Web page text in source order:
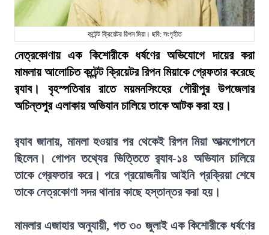
কন্টেন্ট ক্রিয়েটর রিপন মিয়া। ছবি: সংগৃহীত
নেত্রকোণায় এক কিশোরীকে ধর্ষণের অভিযোগে দায়ের করা
মামলায় আলোচিত কন্টেন্ট ক্রিয়েটর রিপন মিয়াকে গ্রেফতার করেছে
র‍্যাব। বৃহস্পতিবার রাতে ময়মনসিংহের গৌরীপুর উপজেলার
অচিন্তপুর এলাকায় অভিযান চালিয়ে তাকে আটক করা হয়।
র‍্যাব জানায়, মামলা হওয়ার পর থেকেই রিপন মিয়া আত্মগোপনে
ছিলেন। গোপন তথ্যের ভিত্তিতে র‍্যাব-১৪ অভিযান চালিয়ে
তাকে গ্রেফতার করে। পরে প্রয়োজনীয় আইনি প্রক্রিয়া শেষে
তাকে নেত্রকোণা সদর থানার কাছে হস্তান্তর করা হয়।
মামলার এজাহার অনুযায়ী, গত ৩০ জুলাই এক কিশোরীকে ধর্ষণের